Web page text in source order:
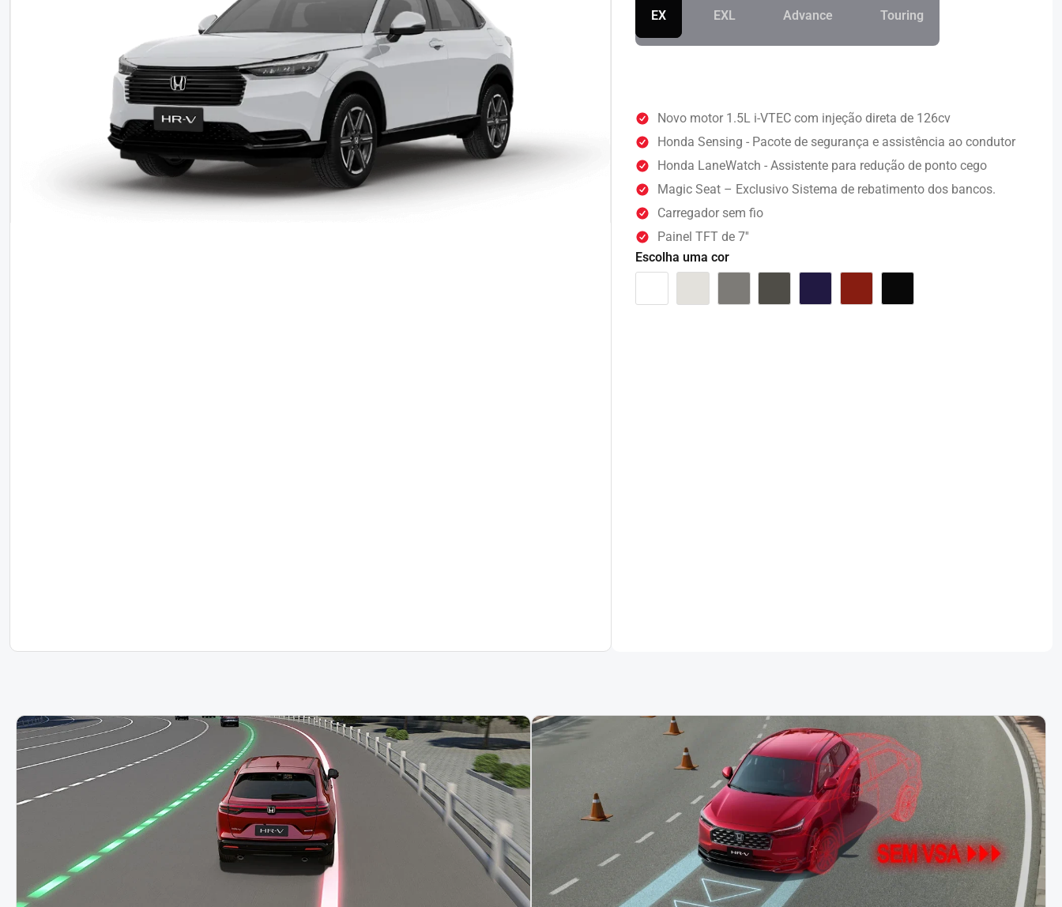
EX EXL Advance Touring
Novo motor 1.5L i-VTEC com injeção direta de 126cv
Honda Sensing - Pacote de segurança e assistência ao condutor
Honda LaneWatch - Assistente para redução de ponto cego
Magic Seat – Exclusivo Sistema de rebatimento dos bancos.
Carregador sem fio
Painel TFT de 7''
Escolha uma cor